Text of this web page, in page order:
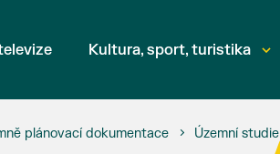
Kultura, sport, turistika
plánovací dokumentace
Územní studie